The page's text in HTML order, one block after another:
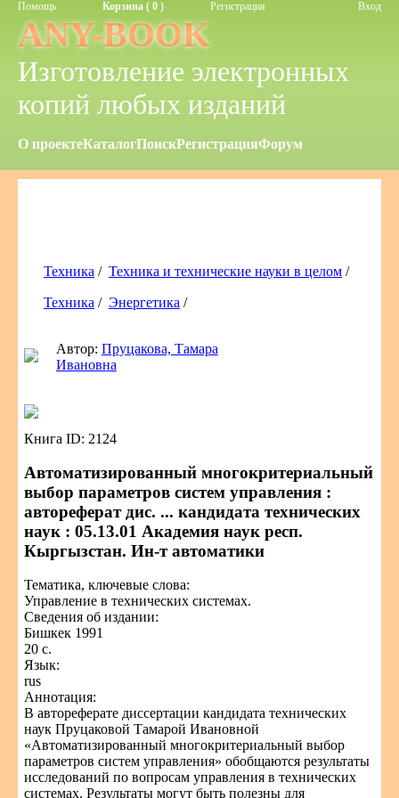
Помощь Корзина ( 0 ) Регистрация Вход
ANY-BOOK
Изготовление электронных
копий любых изданий
О проектеКаталогПоискРегистрацияФорум
Техника / Техника и технические науки в целом /
Техника / Энергетика /
Автор: Пруцакова, Тамара
Ивановна
Книга ID: 2124
Автоматизированный многокритериальный
выбор параметров систем управления :
автореферат дис. ... кандидата технических
наук : 05.13.01 Академия наук респ.
Кыргызстан. Ин-т автоматики
Тематика, ключевые слова:
Управление в технических системах.
Сведения об издании:
Бишкек 1991
20 с.
Язык:
rus
Аннотация:
В автореферате диссертации кандидата технических
наук Пруцаковой Тамарой Ивановной
«Автоматизированный многокритериальный выбор
параметров систем управления» обобщаются результаты
исследований по вопросам управления в технических
системах. Результаты могут быть полезны для